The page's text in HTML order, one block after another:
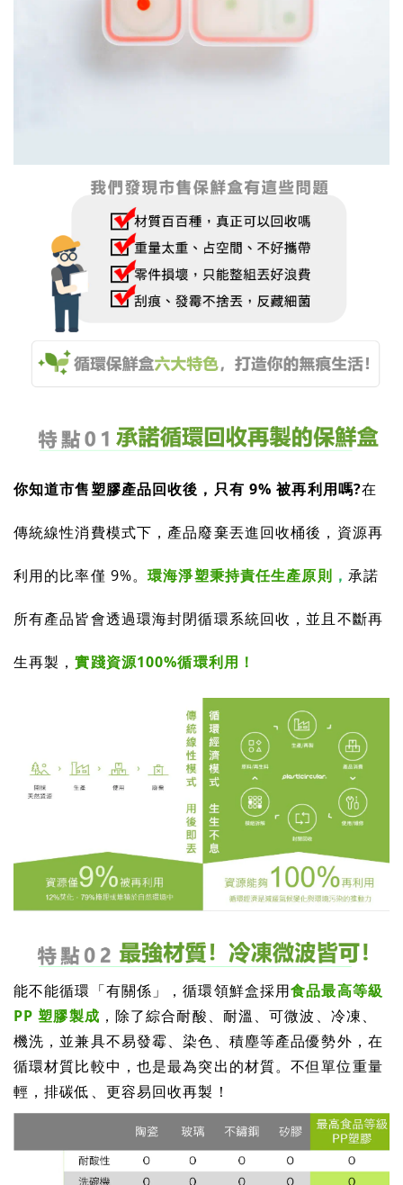
你知道市售塑膠產品回收後，只有 9% 被再利用嗎?在
傳統線性消費模式下，產品廢棄丟進回收桶後，資源再
利用的比率僅 9%。環海淨塑秉持責任生產原則 ， 承諾
所有產品皆會透過環海封閉循環系統回收，並且不斷再
生再製，實踐資源100%循環利用！
能不能循環「有關係」，循環領鮮盒採用食品最高等級
PP 塑膠製成 ，除了綜合耐酸、耐溫、可微波、冷凍、
機洗，並兼具不易發霉、染色、積塵等產品優勢外，在
循環材質比較中，也是最為突出的材質。不但單位重量
輕，排碳低、更容易回收再製！